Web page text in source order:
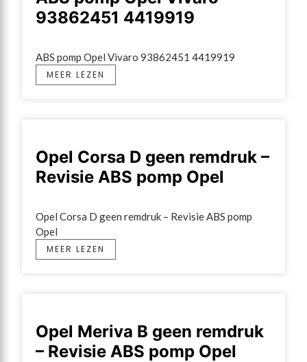
93862451 4419919
ABS pomp Opel Vivaro 93862451 4419919
MEER LEZEN
Opel Corsa D geen remdruk –
Revisie ABS pomp Opel
Opel Corsa D geen remdruk – Revisie ABS pomp
Opel
MEER LEZEN
Opel Meriva B geen remdruk
– Revisie ABS pomp Opel